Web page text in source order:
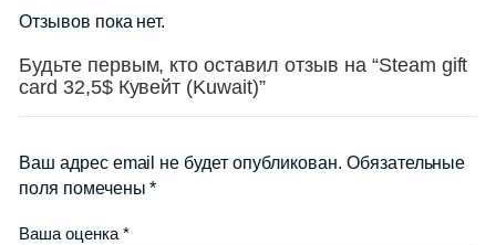
Отзывов пока нет.
Будьте первым, кто оставил отзыв на “Steam gift
card 32,5$ Кувейт (Kuwait)”
Ваш адрес email не будет опубликован. Обязательные
поля помечены*
Ваша оценка *